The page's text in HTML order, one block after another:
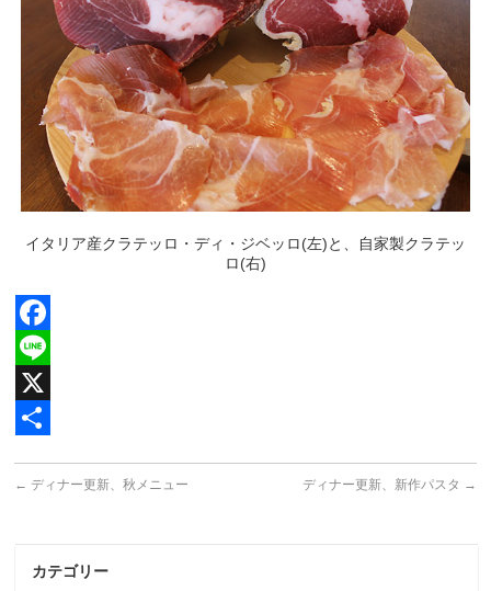
イタリア産クラテッロ・ディ・ジベッロ(左)と、自家製クラテッ
ロ(右)
Facebook
Line
X
有
← ディナー更新、秋メニュー ディナー更新、新作パスタ →
カテゴリー